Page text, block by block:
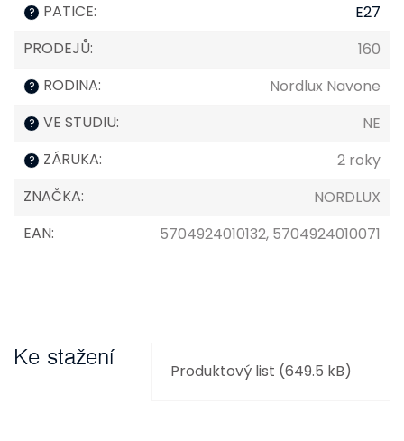
? PATICE:
E27
PRODEJŮ: 160
? RODINA: Nordlux Navone
? VE STUDIU: NE
? ZÁRUKA:
2 roky
ZNAČKA:
NORDLUX
EAN: 5704924010132, 5704924010071
Ke stažení
Produktový list (649.5 kB)